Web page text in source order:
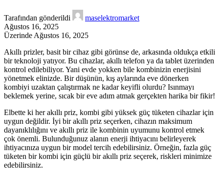
Tarafından gönderildi
maselektromarket
Ağustos 16, 2025
Üzerinde Ağustos 16, 2025
Akıllı prizler, basit bir cihaz gibi görünse de, arkasında oldukça etkili
bir teknoloji yatıyor. Bu cihazlar, akıllı telefon ya da tablet üzerinden
kontrol edilebiliyor. Yani evde yokken bile kombinizin enerjisini
yönetmek elinizde. Bir düşünün, kış aylarında eve dönerken
kombiyi uzaktan çalıştırmak ne kadar keyifli olurdu? Isınmayı
beklemek yerine, sıcak bir eve adım atmak gerçekten harika bir fikir!
Elbette ki her akıllı priz, kombi gibi yüksek güç tüketen cihazlar için
uygun değildir. İyi bir akıllı priz seçerken, cihazın maksimum
dayanıklılığını ve akıllı priz ile kombinin uyumunu kontrol etmek
çok önemli. Bulunduğunuz alanın enerji ihtiyacını belirleyerek
ihtiyacınıza uygun bir model tercih edebilirsiniz. Örneğin, fazla güç
tüketen bir kombi için güçlü bir akıllı priz seçerek, riskleri minimize
edebilirsiniz.